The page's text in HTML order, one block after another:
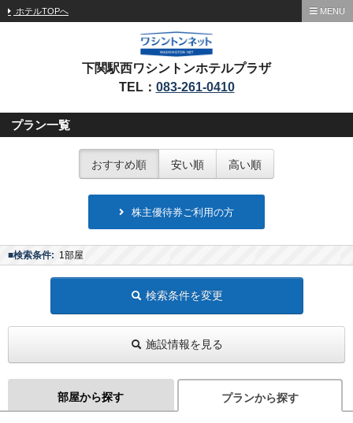
ホテルTOPへ MENU
下関駅西ワシントンホテルプラザ
TEL： 083-261-0410
プラン一覧
おすすめ順 安い順 高い順
株主優待券ご利用の方
■検索条件: 1部屋
検索条件を変更
施設情報を見る
部屋から探す プランから探す